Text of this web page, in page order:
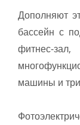
Дополняют
бассейн с
фитнес-
машины и